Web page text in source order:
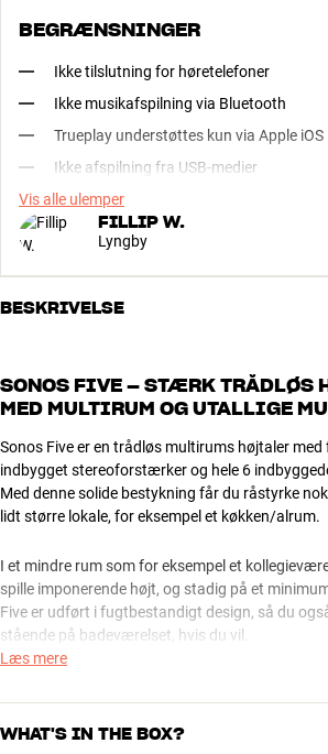
BEGRÆNSNINGER
Ikke tilslutning for høretelefoner
Ikke musikafspilning via Bluetooth
Trueplay understøttes kun via Apple iOS
Ikke afspilning fra USB-medier
Vis alle ulemper
FILLIP W.
Lyngby
BESKRIVELSE
SONOS FIVE – STÆRK TRÅDLØS
MED MULTIRUM OG UTALLIGE
Sonos Five er en trådløs multirums højtaler
indbygget stereoforstærker og hele 6
Med denne solide bestykning får du råstyrke
lidt større lokale, for eksempel et køkken/alrum.
I et mindre rum som for eksempel et
spille imponerende højt, og stadig på et
Five er udført i fugtbestandigt design, så du
stående på badeværelset, hvis du vil.
Sonos Five op i ’stereo mode’ – så finder
højre og venstre kanal. Og hvis du supplerer
Læs mere
WHAT'S IN THE BOX?